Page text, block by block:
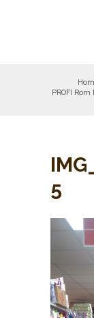
PROFI Rom
5